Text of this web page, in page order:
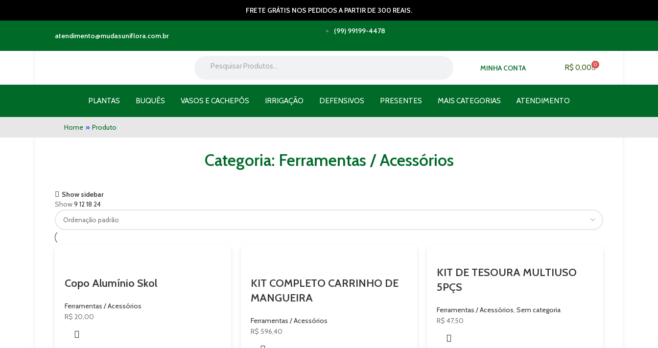
FRETE GRÁTIS NOS PEDIDOS A PARTIR DE 300 REAIS.
atendimento@mudasuniflora.com.br
(99) 99199-4478
MINHA CONTA R$ 0,00 0
PLANTAS BUQUÊS VASOS E CACHEPÔS IRRIGAÇÃO DEFENSIVOS PRESENTES MAIS CATEGORIAS ATENDIMENTO
Home » Produto
Categoria: Ferramentas / Acessórios
Show sidebar
Show9 1218 24
Copo Alumínio Skol
Ferramentas / Acessórios
R$ 20,00
KIT COMPLETO CARRINHO DE
MANGUEIRA
Ferramentas / Acessórios
R$ 596,40
KIT DE TESOURA MULTIUSO
5PÇS
Ferramentas / Acessórios, Sem categoria
R$ 47,50